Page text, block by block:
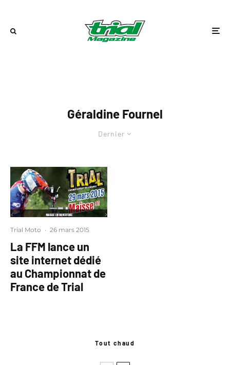
Géraldine Fournel
Dernier
Trial Moto · 26 mars 2015
La FFM lance un
site internet dédié
au Championnat de
France de Trial
Tout chaud